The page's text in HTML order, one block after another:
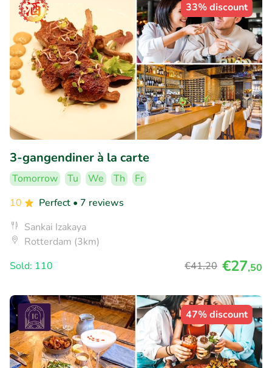
33% discount
3-gangendiner à la carte
Tomorrow Tu We Th
Fr
10
Perfect • 7 reviews
Sankai Izakaya
Rotterdam (3km)
Sold: 110
€41,20 €27,50
47% discount